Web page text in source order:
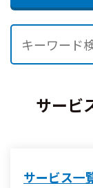
サービ
サービス一